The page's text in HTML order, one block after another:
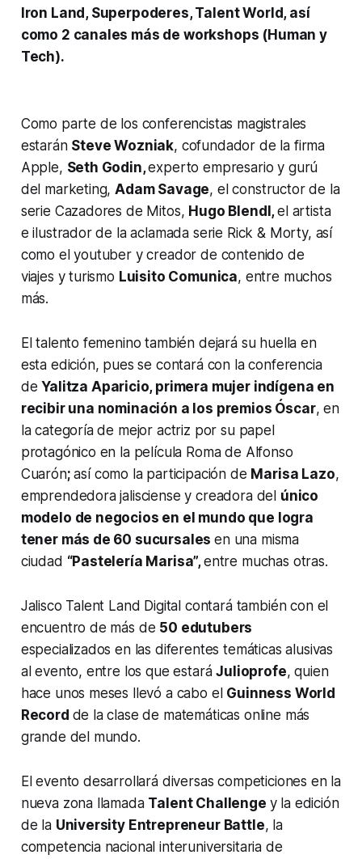
Iron Land, Superpoderes, Talent World, así
como 2 canales más de workshops (Human y
Tech).
Como parte de los conferencistas magistrales
estarán Steve Wozniak, cofundador de la firma
Apple, Seth Godin,experto empresario y gurú
del marketing,Adam Savage, el constructor de la
serie Cazadores de Mitos, Hugo Blendl,el artista
e ilustrador de la aclamada serie Rick & Morty, así
como el youtuber y creador de contenido de
viajes y turismo Luisito Comunica, entre muchos
más.
El talento femenino también dejará su huella en
esta edición, pues se contará con la conferencia
deYalitza Aparicio, primera mujer indígena en
recibir una nominación a los premios Óscar, en
la categoría de mejor actriz por su papel
protagónico en la película Roma de Alfonso
Cuarón;así como la participación de Marisa Lazo,
emprendedora jalisciense y creadora del único
modelo de negocios en el mundo que logra
tener más de 60 sucursalesen una misma
ciudad “Pastelería Marisa”,entre muchas otras.
Jalisco Talent Land Digital contará también con el
encuentro de más de 50 edutubers
especializados en las diferentes temáticas alusivas
al evento, entre los que estaráJulioprofe, quien
hace unos meses llevó a cabo el Guinness World
Record de la clase de matemáticas online más
grande del mundo.
El evento desarrollará diversas competiciones en la
nueva zona llamada Talent Challenge y la edición
de la University Entrepreneur Battle, la
competencia nacional interuniversitaria de